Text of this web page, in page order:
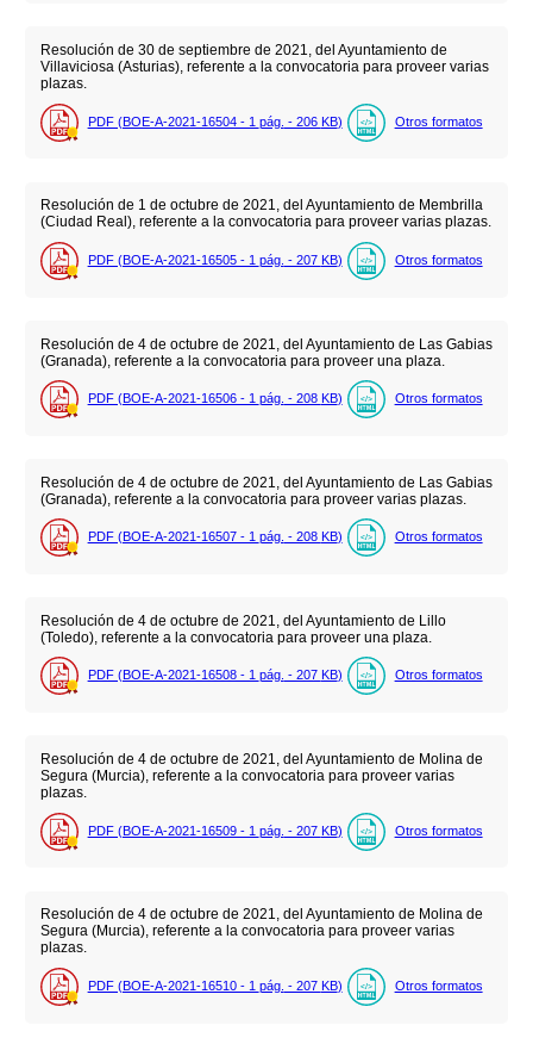
Resolución de 30 de septiembre de 2021, del Ayuntamiento de
Villaviciosa (Asturias), referente a la convocatoria para proveer varias
plazas.
PDF (BOE-A-2021-16504 - 1 pág. - 206 KB) Otros formatos
Resolución de 1 de octubre de 2021, del Ayuntamiento de Membrilla
(Ciudad Real), referente a la convocatoria para proveer varias plazas.
PDF (BOE-A-2021-16505 - 1 pág. - 207 KB) Otros formatos
Resolución de 4 de octubre de 2021, del Ayuntamiento de Las Gabias
(Granada), referente a la convocatoria para proveer una plaza.
PDF (BOE-A-2021-16506 - 1 pág. - 208 KB) Otros formatos
Resolución de 4 de octubre de 2021, del Ayuntamiento de Las Gabias
(Granada), referente a la convocatoria para proveer varias plazas.
PDF (BOE-A-2021-16507 - 1 pág. - 208 KB) Otros formatos
Resolución de 4 de octubre de 2021, del Ayuntamiento de Lillo
(Toledo), referente a la convocatoria para proveer una plaza.
PDF (BOE-A-2021-16508 - 1 pág. - 207 KB) Otros formatos
Resolución de 4 de octubre de 2021, del Ayuntamiento de Molina de
Segura (Murcia), referente a la convocatoria para proveer varias
plazas.
PDF (BOE-A-2021-16509 - 1 pág. - 207 KB) Otros formatos
Resolución de 4 de octubre de 2021, del Ayuntamiento de Molina de
Segura (Murcia), referente a la convocatoria para proveer varias
plazas.
PDF (BOE-A-2021-16510 - 1 pág. - 207 KB) Otros formatos